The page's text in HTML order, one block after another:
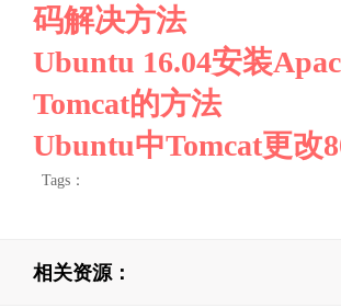
码解决方法
Ubuntu 16.04安装
Tomcat的方法
Ubuntu中Tomcat更改
Tags：
相关资源：